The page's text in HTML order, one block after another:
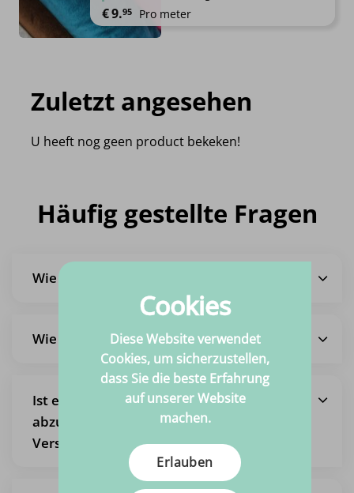
€9.95 Pro meter
Zuletzt angesehen
U heeft nog geen product bekeken!
Häufig gestellte Fragen
Wie lange ist die Lieferzeit?
Wie hoch sind die Versandkosten?
Ist es auch möglich, eine Bestellung
abzuholen, so dass ich keine
Versandkosten bezahle?
Cookies
Diese Website verwendet
Cookies, um sicherzustellen,
dass Sie die beste Erfahrung
auf unserer Website
machen.
Erlauben